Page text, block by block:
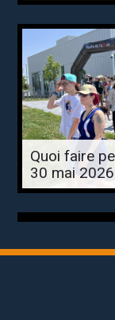
Quoi faire
30 mai